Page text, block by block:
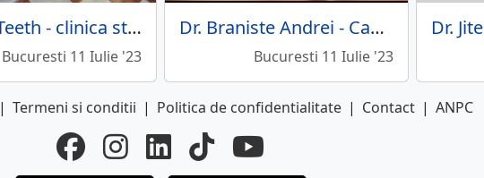
Healthy Teeth - clinica stomatologica
Bucuresti 11 Iulie '23
Dr. Braniste Andrei - Cabinet stomatologic
Bucuresti 11 Iulie '23
| Termeni si conditii | Politica de confidentialitate | Contact | ANPC